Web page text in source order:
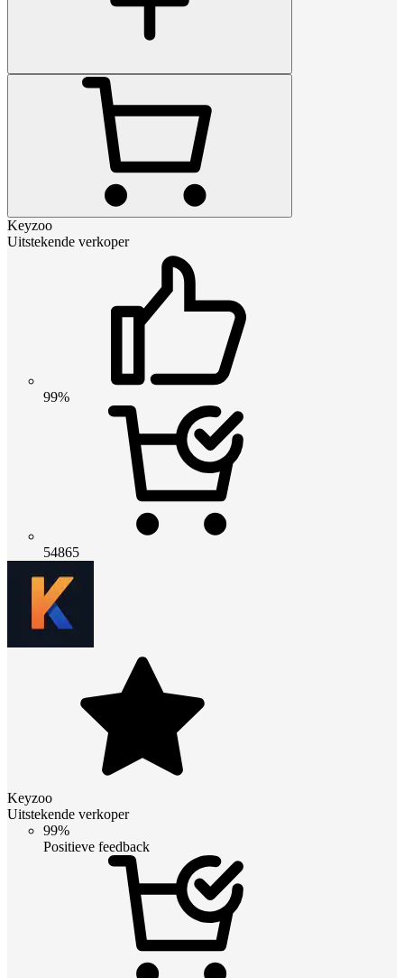
Keyzoo
Uitstekende verkoper
99%
54865
Keyzoo
Uitstekende verkoper
99%
Positieve feedback